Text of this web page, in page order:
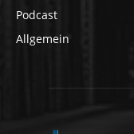
Podcast
Allgemein